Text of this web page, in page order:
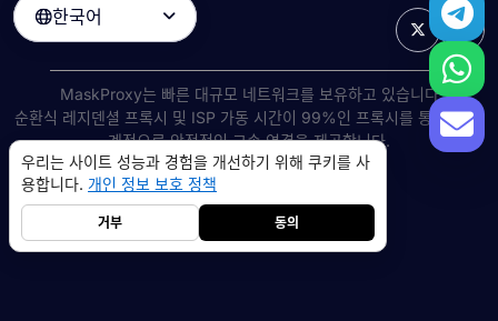
한국어 
MaskProxy는 빠른 대규모 네트워크를 보유하고 있습니다
순환식 레지덴셜 프록시 및 ISP 가동 시간이 99%인 프록시를 통해 전 세
계적으로 안정적인 고속 연결을 제공합니다.
©2026AIWAY LIMITED. 모든 권리 보유.
서비스 약관개인 정보 보호 정책환불 정책쿠키 정책
우리는 사이트 성능과 경험을 개선하기 위해 쿠키를 사
용합니다. 개인 정보 보호 정책
거부 동의